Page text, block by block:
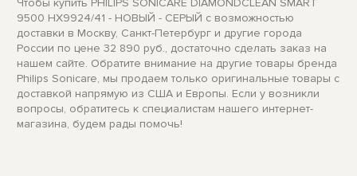
9500 HX9924/41 - НОВЫЙ - СЕРЫЙ с возможностью
доставки в Москву, Санкт-Петербург и другие города
России по цене 32 890 руб., достаточно сделать заказ на
нашем сайте. Обратите внимание на другие товары бренда
Philips Sonicare, мы продаем только оригинальные товары с
доставкой напрямую из США и Европы. Если у возникли
вопросы, обратитесь к специалистам нашего интернет-
магазина, будем рады помочь!